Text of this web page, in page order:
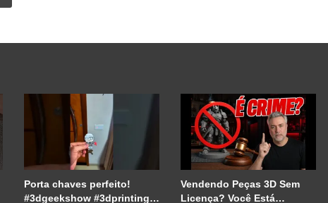
Porta chaves perfeito!
#3dgeekshow #3dprinting
Vendendo Peças 3D Sem
Licença? Você Está